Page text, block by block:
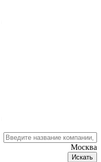
Москва
Искать